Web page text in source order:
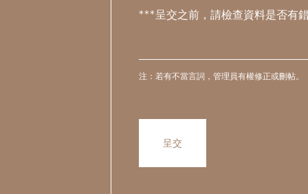
***呈交之前，請檢查資料是否有
注：若有不當言詞，管理員有權修正或刪帖。